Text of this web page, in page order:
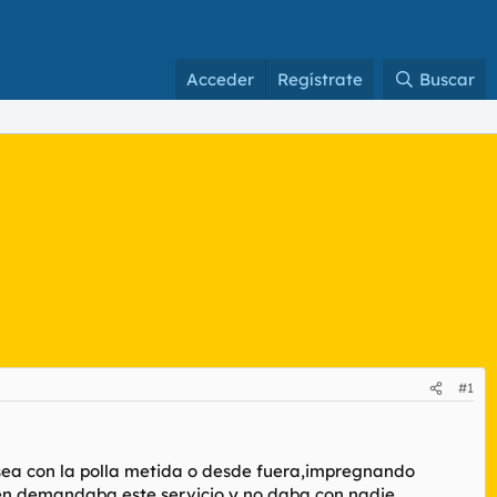
Acceder Regístrate Buscar
#1
con la polla metida o desde fuera,impregnando